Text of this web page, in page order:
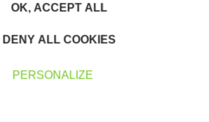
OK, ACCEPT ALL
DENY ALL COOKIES
PERSONALIZE